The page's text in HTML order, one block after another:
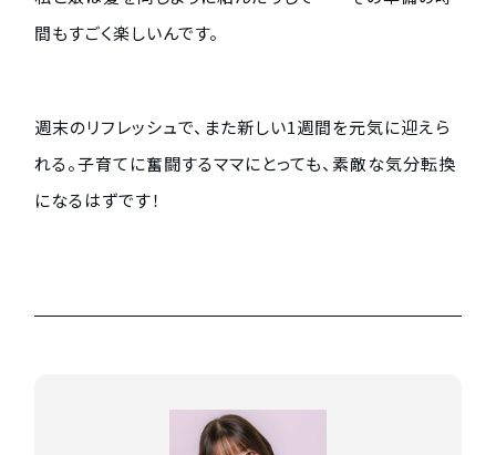
間もすごく楽しいんです。
週末のリフレッシュで、また新しい1週間を元気に迎えら
れる。子育てに奮闘するママにとっても、素敵な気分転換
になるはずです！